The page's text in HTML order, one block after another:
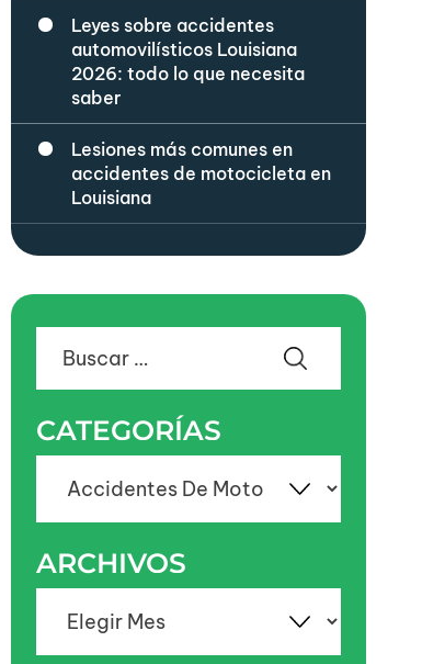
Leyes sobre accidentes
automovilísticos Louisiana
2026: todo lo que necesita
saber
Lesiones más comunes en
accidentes de motocicleta en
Louisiana
CATEGORÍAS
ARCHIVOS